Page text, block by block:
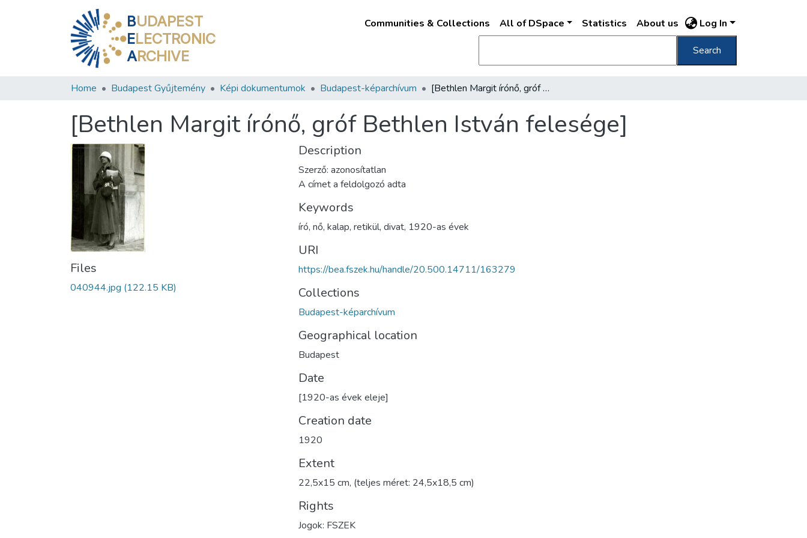
BUDAPEST
ELECTRONIC
ARCHIVE
Communities & Collections All of DSpace Statistics About us Log In
Search
Home Budapest Gyűjtemény Képi dokumentumok Budapest-képarchívum [Bethlen Margit írónő, gróf Bethlen István felesége]
[Bethlen Margit írónő, gróf Bethlen István felesége]
Files
040944.jpg (122.15 KB)
Description
Szerző: azonosítatlan
A címet a feldolgozó adta
Keywords
író, nő, kalap, retikül, divat, 1920-as évek
URI
https://bea.fszek.hu/handle/20.500.14711/163279
Collections
Budapest-képarchívum
Geographical location
Budapest
Date
[1920-as évek eleje]
Creation date
1920
Extent
22,5x15 cm, (teljes méret: 24,5x18,5 cm)
Rights
Jogok: FSZEK